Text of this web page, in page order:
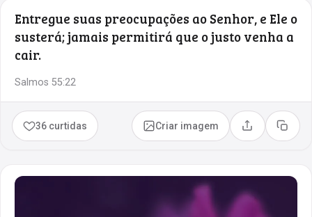
Entregue suas preocupações ao Senhor, e Ele o
susterá; jamais permitirá que o justo venha a
cair.
Salmos 55:22
36 curtidas Criar imagem Compartilhar
Copiar